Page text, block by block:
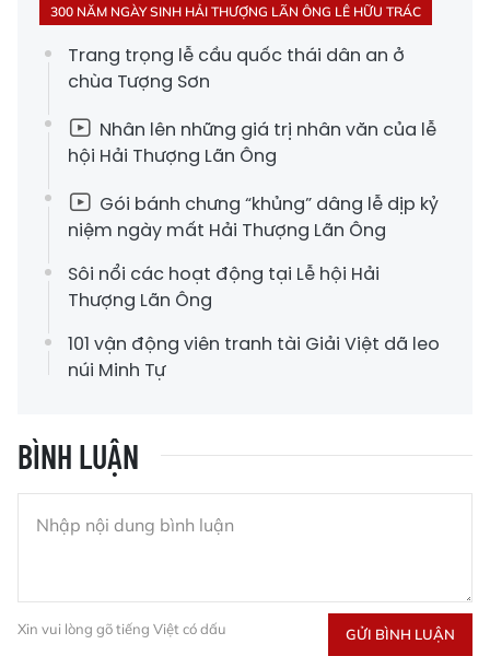
300 NĂM NGÀY SINH HẢI THƯỢNG LÃN ÔNG LÊ HỮU TRÁC
Trang trọng lễ cầu quốc thái dân an ở
chùa Tượng Sơn
Nhân lên những giá trị nhân văn của lễ
hội Hải Thượng Lãn Ông
Gói bánh chưng “khủng” dâng lễ dịp kỷ
niệm ngày mất Hải Thượng Lãn Ông
Sôi nổi các hoạt động tại Lễ hội Hải
Thượng Lãn Ông
101 vận động viên tranh tài Giải Việt dã leo
núi Minh Tự
BÌNH LUẬN
Xin vui lòng gõ tiếng Việt có dấu GỬI BÌNH LUẬN